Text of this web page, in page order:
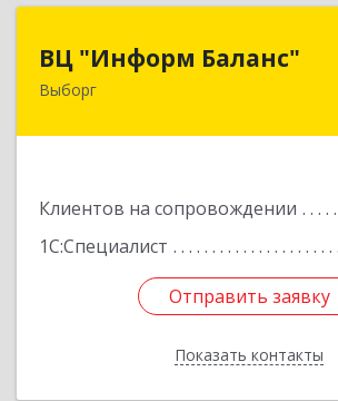
ВЦ "Информ Баланс"
Выборг
Клиентов на сопровождении
1С:Специалист
Отправить заявку
Показать контакты
188800, Ленинградская обл,
Отправить заявку
Назад